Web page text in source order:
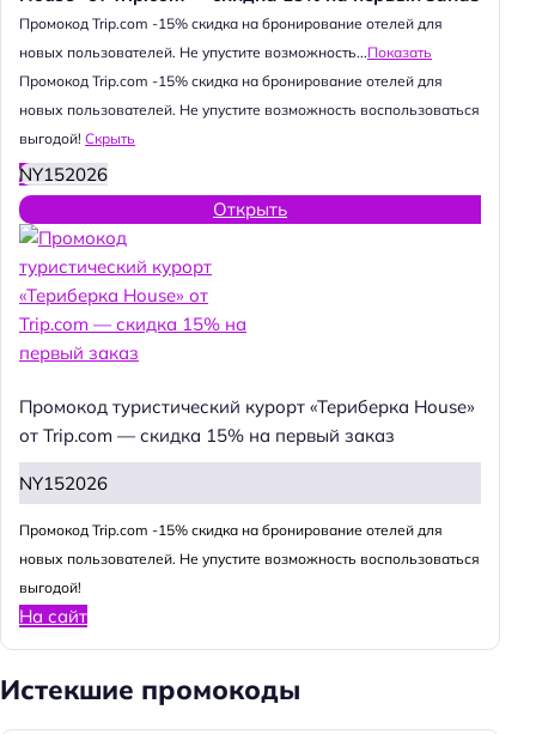
Промокод Trip.com -15% скидка на бронирование отелей для
новых пользователей. Не упустите возможность...Показать
Промокод Trip.com -15% скидка на бронирование отелей для
новых пользователей. Не упустите возможность воспользоваться
выгодой! Скрыть
NY152026
Открыть
Промокод туристический курорт «Териберка House»
от Trip.com — скидка 15% на первый заказ
NY152026
Промокод Trip.com -15% скидка на бронирование отелей для
новых пользователей. Не упустите возможность воспользоваться
выгодой!
На сайт
Истекшие промокоды